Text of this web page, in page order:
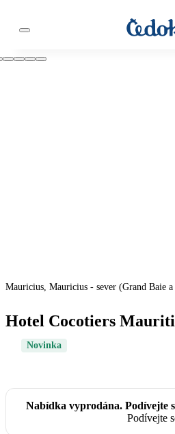
Mauricius, Mauricius - sever (Grand Baie
Hotel Cocotiers
Novinka
Nabídka vyprodána. Podívejte
Podívejte